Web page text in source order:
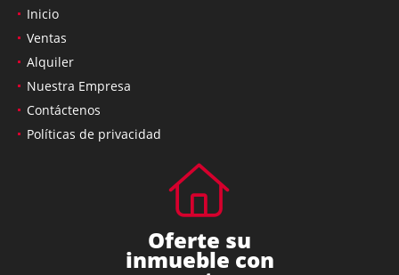
Inicio
Ventas
Alquiler
Nuestra Empresa
Contáctenos
Políticas de privacidad
Oferte su
inmueble con